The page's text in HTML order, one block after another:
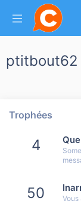
ptitbout62
Trophées
4
50 Vous